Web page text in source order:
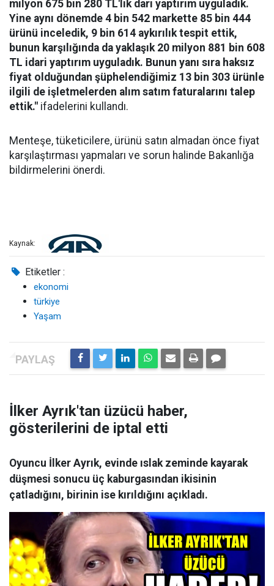
milyon 675 bin 280 TL'lik dari yaptırım uyguladık.
Yine aynı dönemde 4 bin 542 markette 85 bin 444
ürünü inceledik, 9 bin 614 aykırılık tespit ettik,
bunun karşılığında da yaklaşık 20 milyon 881 bin 608
TL idari yaptırım uyguladık. Bunun yanı sıra haksız
fiyat olduğundan şüphelendiğimiz 13 bin 303 ürünle
ilgili de işletmelerden alım satım faturalarını talep
ettik." ifadelerini kullandı.
Menteşe, tüketicilere, ürünü satın almadan önce fiyat
karşılaştırması yapmaları ve sorun halinde Bakanlığa
bildirmelerini önerdi.
Kaynak:
Etiketler :
ekonomi
türkiye
Yaşam
İlker Ayrık'tan üzücü haber,
gösterilerini de iptal etti
Oyuncu İlker Ayrık, evinde ıslak zeminde kayarak
düşmesi sonucu üç kaburgasından ikisinin
çatladığını, birinin ise kırıldığını açıkladı.